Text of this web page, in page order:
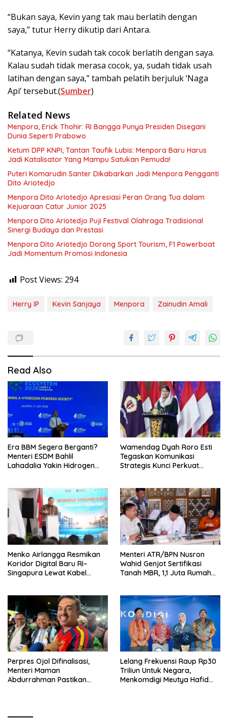
“Bukan saya, Kevin yang tak mau berlatih dengan
saya,” tutur Herry dikutip dari Antara.
“Katanya, Kevin sudah tak cocok berlatih dengan saya.
Kalau sudah tidak merasa cocok, ya, sudah tidak usah
latihan dengan saya,” tambah pelatih berjuluk ‘Naga
Api’ tersebut.(Sumber)
Related News
Menpora, Erick Thohir: RI Bangga Punya Presiden Disegani
Dunia Seperti Prabowo
Ketum DPP KNPI, Tantan Taufik Lubis: Menpora Baru Harus
Jadi Katalisator Yang Mampu Satukan Pemuda!
Puteri Komarudin Santer Dikabarkan Jadi Menpora Pengganti
Dito Ariotedjo
Menpora Dito Ariotedjo Apresiasi Peran Orang Tua dalam
Kejuaraan Catur Junior 2025
Menpora Dito Ariotedjo Puji Festival Olahraga Tradisional
Sinergi Budaya dan Prestasi
Menpora Dito Ariotedjo Dorong Sport Tourism, F1 Powerboat
Jadi Momentum Promosi Indonesia
Post Views: 294
Herry IP Kevin Sanjaya Menpora Zainudin Amali
Read Also
Era BBM Segera Berganti?
Menteri ESDM Bahlil
Lahadalia Yakin Hidrogen
Wamendag Dyah Roro Esti
Tegaskan Komunikasi
Strategis Kunci Perkuat
Menko Airlangga Resmikan
Koridor Digital Baru RI–
Singapura Lewat Kabel
Menteri ATR/BPN Nusron
Wahid Genjot Sertifikasi
Tanah MBR, 1,1 Juta Rumah
Perpres Ojol Difinalisasi,
Menteri Maman
Abdurrahman Pastikan
Lelang Frekuensi Raup Rp30
Triliun Untuk Negara,
Menkomdigi Meutya Hafid